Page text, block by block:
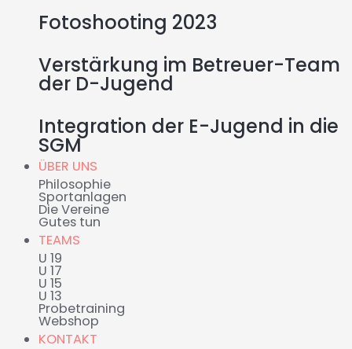
Fotoshooting 2023
Verstärkung im Betreuer-Team
der D-Jugend
Integration der E-Jugend in die
SGM
ÜBER UNS
Philosophie
Sportanlagen
Die Vereine
Gutes tun
TEAMS
U 19
U 17
U 15
U 13
Probetraining
Webshop
KONTAKT